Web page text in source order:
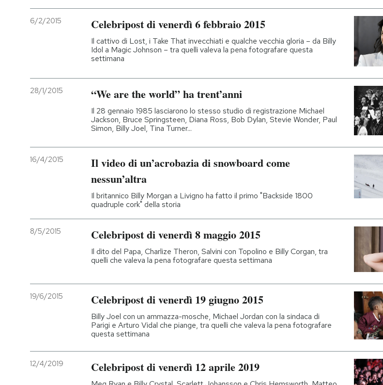
6/2/2015 Celebripost di venerdì 6 febbraio 2015
Il cattivo di Lost, i Take That invecchiati e qualche vecchia gloria – da Billy
Idol a Magic Johnson – tra quelli valeva la pena fotografare questa
settimana
28/1/2015 “We are the world” ha trent’anni
Il 28 gennaio 1985 lasciarono lo stesso studio di registrazione Michael
Jackson, Bruce Springsteen, Diana Ross, Bob Dylan, Stevie Wonder, Paul
Simon, Billy Joel, Tina Turner...
16/4/2015
Il video di un’acrobazia di snowboard come
nessun’altra
Il britannico Billy Morgan a Livigno ha fatto il primo "Backside 1800
quadruple cork" della storia
8/5/2015 Celebripost di venerdì 8 maggio 2015
Il dito del Papa, Charlize Theron, Salvini con Topolino e Billy Corgan, tra
quelli che valeva la pena fotografare questa settimana
19/6/2015 Celebripost di venerdì 19 giugno 2015
Billy Joel con un ammazza-mosche, Michael Jordan con la sindaca di
Parigi e Arturo Vidal che piange, tra quelli che valeva la pena fotografare
questa settimana
12/4/2019 Celebripost di venerdì 12 aprile 2019